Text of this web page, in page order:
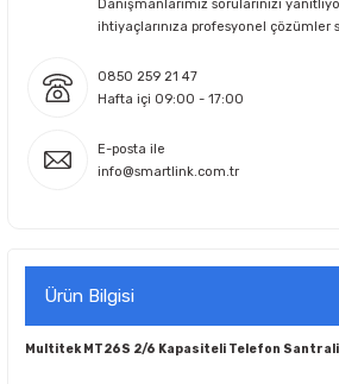
Danışmanlarımız sorularınızı
ihtiyaçlarınıza profesyonel çözümler
0850 259 21 47
Hafta içi 09:00 - 17:00
E-posta ile
info@smartlink.com.tr
Ürün Bilgisi
Multitek MT26S 2/6 Kapasiteli Telefon Santrali